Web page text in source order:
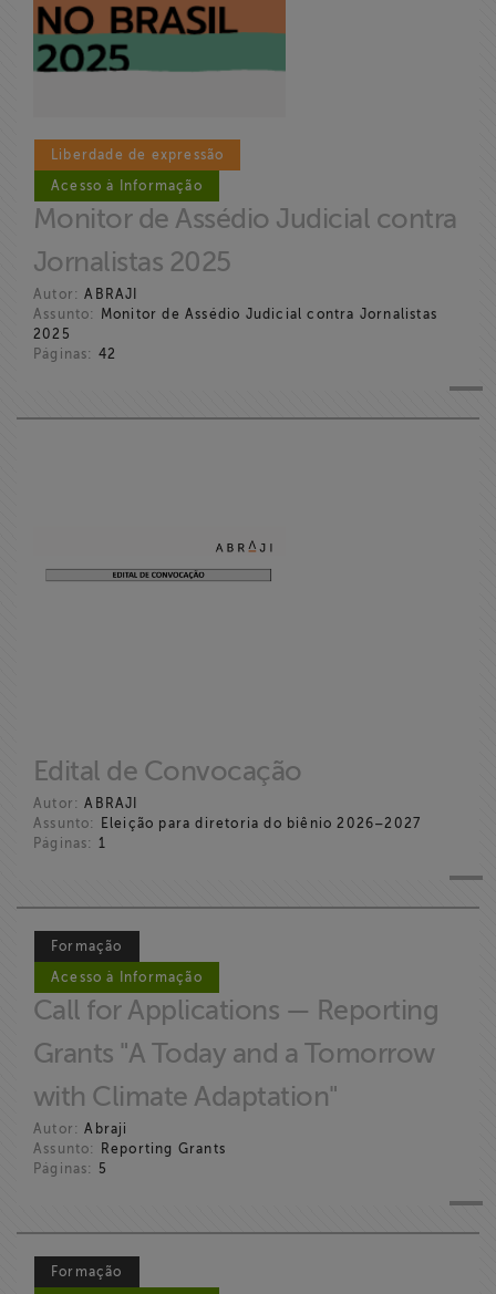
Liberdade de expressão
Acesso à Informação
Monitor de Assédio Judicial contra
Jornalistas 2025
Autor: ABRAJI
Assunto:
Monitor de Assédio Judicial contra Jornalistas
2025
Páginas: 42
Edital de Convocação
Autor: ABRAJI
Assunto:
Eleição para diretoria do biênio 2026–2027
Páginas: 1
Formação
Acesso à Informação
Call for Applications — Reporting
Grants "A Today and a Tomorrow
with Climate Adaptation"
Autor: Abraji
Assunto:
Reporting Grants
Páginas:
5
Formação